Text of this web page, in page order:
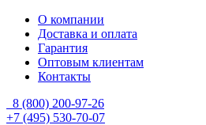
О компании
Доставка и оплата
Гарантия
Оптовым клиентам
Контакты
8 (800) 200-97-26
+7 (495) 530-70-07